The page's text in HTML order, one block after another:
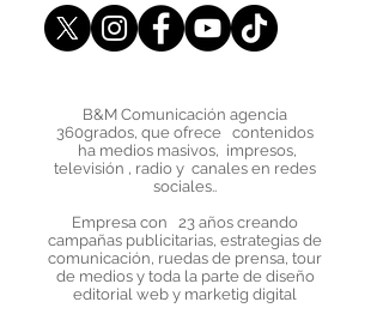
B&M Comunicación agencia
360grados, que ofrece contenidos
ha medios masivos, impresos,
televisión , radio y canales en redes
sociales..
Empresa con 23 años creando
campañas publicitarias, estrategias de
comunicación, ruedas de prensa, tour
de medios y toda la parte de diseño
editorial web y marketig digital